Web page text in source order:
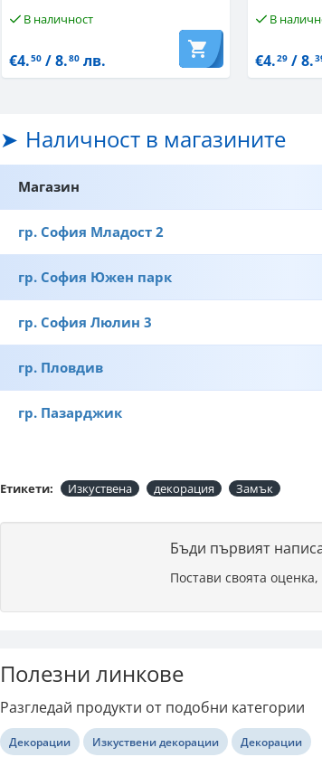
В наличност
€4.50 / 8.80 лв.
В
€4.29 / 8.
Наличност в магазините
Магазин
гр. София Младост 2
гр. София Южен парк
гр. София Люлин 3
гр. Пловдив
гр. Пазарджик
Етикети: Изкуствена декорация Замък
Бъди първият
Постави своята
Полезни линкове
Разгледай продукти от подобни категории
Декорации Изкуствени декорации Декорации